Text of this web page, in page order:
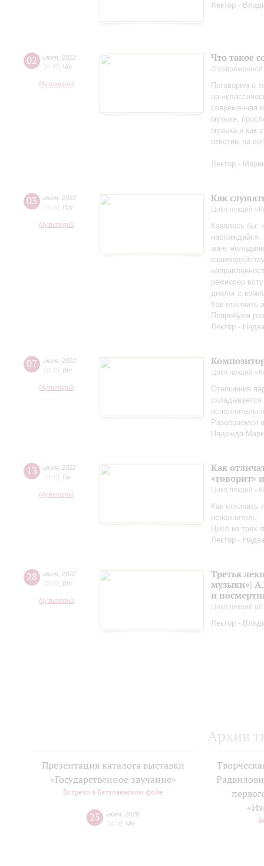
Лектор -
02 июня 2022
18:30 Чт
Музиторий
Что такое
О
Поговорим о
на
современная
музыке,
музыка и как
ответим на
Лектор -
03 июня 2022
18:30 Пт
Музиторий
Как
Цикл лекций
Казалось бы:
наслаждайся.
зоне
режиссер
диалог с
Как отличить
Попробуем
Лектор -
07 июня 2022
18:30 Вт
Музиторий
Цикл лекций
Отношения
Разобраемся
Надежда
13 июня 2022
18:30 Пн
Музиторий
Как
«говорит»
Цикл лекций
Как отличать
исполнитель
Цикл из трех
Лектор -
28 июня 2022
18:30 Вт
Музиторий
Третья
музыки»|
и
Цикл лекций
Лектор -
Архив
Презентация каталога выставки
«Государственное звучание»
Встречи в Бетховенском фойе
25 июня 2026
14:00 Чт